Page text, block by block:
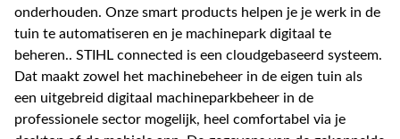
onderhouden. Onze smart products helpen je je werk in de
tuin te automatiseren en je machinepark digitaal te
beheren.. STIHL connected is een cloudgebaseerd systeem.
Dat maakt zowel het machinebeheer in de eigen tuin als
een uitgebreid digitaal machineparkbeheer in de
professionele sector mogelijk, heel comfortabel via je